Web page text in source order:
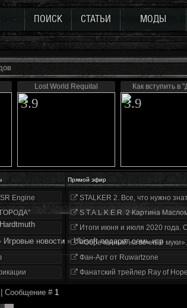
ПОИСК СТАТЬИ МОДЫ
Lost World Requital
3.9
Как вступить в
3.9
Прямой эфир
Engine
STALKER 2. Все, что нужно
S.T.A.L.K.E.R. 2 Картина
Итоги июня и июля 2020 года.
«Обречённый на вечные
Фан-Арт от Ruwartzone
Фанатский трейлер Ray of Hope
Hardtmuth
Игровые новости » Ubisoft подарит семь игр
| Сообщение # 1